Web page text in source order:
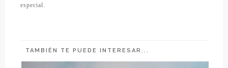
especial.
TAMBIÉN TE PUEDE INTERESAR...